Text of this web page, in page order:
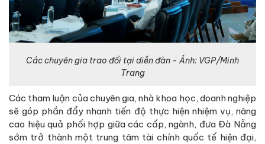
Các chuyên gia trao đổi tại diễn đàn - Ảnh: VGP/Minh
Trang
Các tham luận của chuyên gia, nhà khoa học, doanh nghiệp
sẽ góp phần đẩy nhanh tiến độ thực hiện nhiệm vụ, nâng
cao hiệu quả phối hợp giữa các cấp, ngành, đưa Đà Nẵng
sớm trở thành một trung tâm tài chính quốc tế hiện đại,